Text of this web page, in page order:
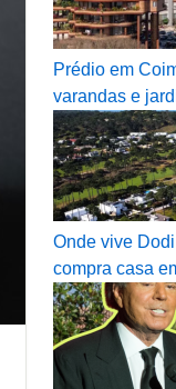
Prédio em
varandas e
Onde vive
compra casa